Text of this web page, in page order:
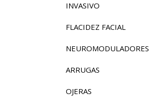
INVASIVO
FLACIDEZ FACIAL
NEUROMODULADORES
ARRUGAS
OJERAS